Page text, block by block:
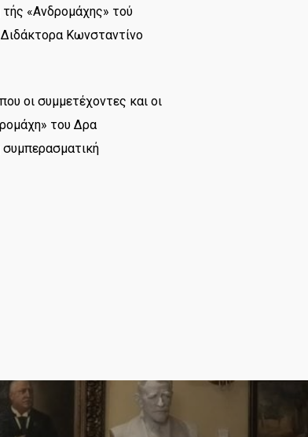
τής «Ανδρομάχης» τού
Διδάκτορα Κωνσταντίνο
οι συμμετέχοντες και οι
του Δρα
συμπερασματική